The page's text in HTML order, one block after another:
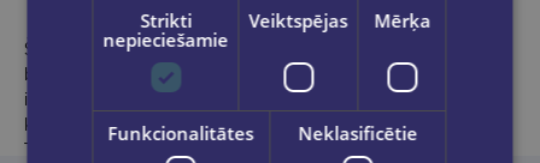
Šis valdzinošais ilustrētais izdevums apvieno Kate Greenaway
balvas laureāta Džima Keja un BolognaRagazzi 2011 balvas
ieguvēja Nīla Pakera talantus, radot krāšņus svētkus iztēlei,
kurā sastopam gan leģendāras ainas, gan iemīļotos tēlus –
Tonksu, Lunu Mīlabu un daudzus citus. Fēniksa ordenis turpina
Strikti
nepieciešamie
Veiktspējas Mērķa
Funkcionalitātes Neklasificētie